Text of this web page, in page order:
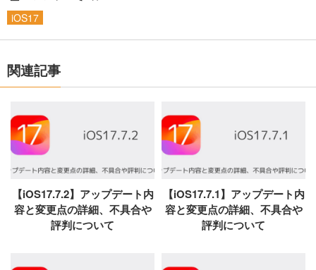
iOS17
関連記事
【iOS17.7.2】アップデート内
容と変更点の詳細、不具合や
評判について
【iOS17.7.1】アップデート内
容と変更点の詳細、不具合や
評判について